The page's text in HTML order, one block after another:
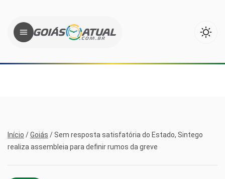
Início /Goiás / Sem resposta satisfatória do Estado, Sintego
realiza assembleia para definir rumos da greve